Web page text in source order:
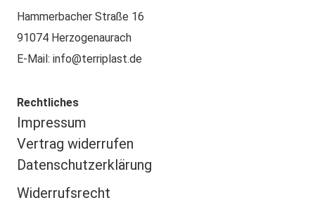
Hammerbacher Straße 16
91074 Herzogenaurach
E-Mail: info@terriplast.de
Rechtliches
Impressum
Vertrag widerrufen
Datenschutzerklärung
Widerrufsrecht